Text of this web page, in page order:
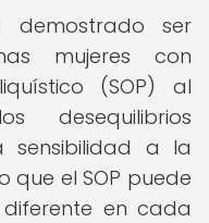
demostrado ser
mujeres con
(SOP) al
desequilibrios
sensibilidad a la
que el SOP puede
en cada